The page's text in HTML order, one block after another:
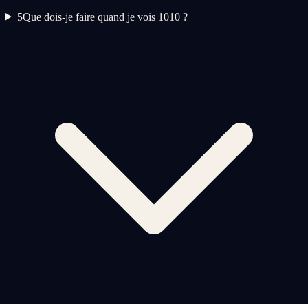
5Que dois-je faire quand je vois 1010 ?